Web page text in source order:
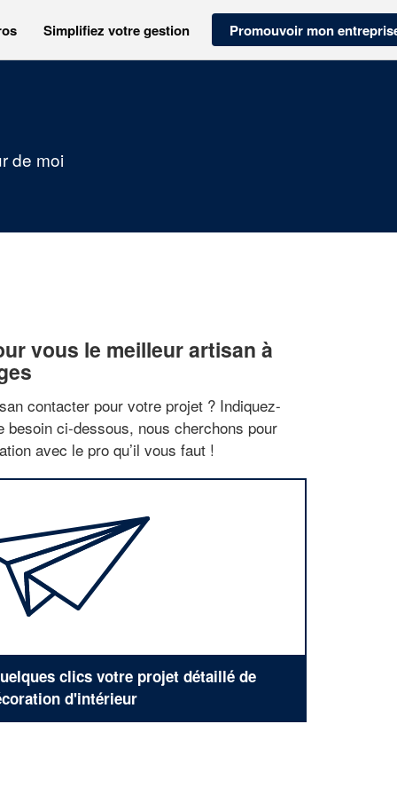
Simplifiez votre gestion Promouvoir mon
de moi
vous le meilleur artisan à
contacter pour votre projet ? Indiquez-
besoin ci-dessous, nous cherchons pour
avec le pro qu’il vous faut !
clics votre projet détaillé de
d'intérieur